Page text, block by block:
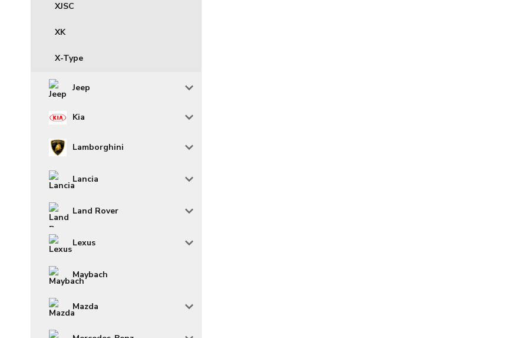
XJSC
XK
X-Type
Jeep
Kia
Lamborghini
Lancia
Land Rover
Lexus
Maybach
Mazda